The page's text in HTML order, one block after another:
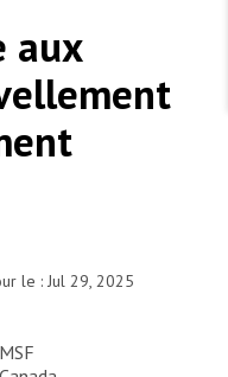
de protéger les
de santé en temps
et intervention
aux
le : Jul 29, 2025
MSF